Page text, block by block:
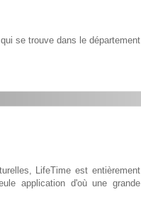
se trouve dans le département
LifeTime est entièrement
application d'où une grande